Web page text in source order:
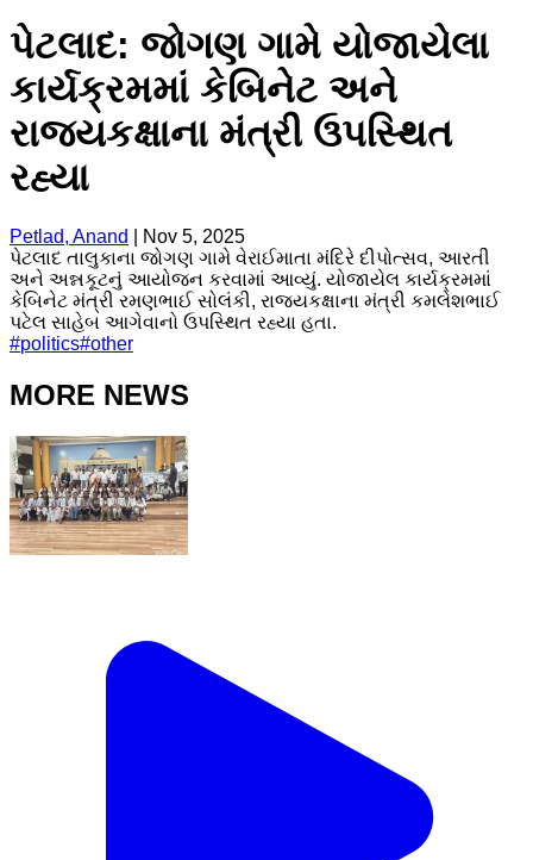
પેટલાદ: જોગણ ગામે યોજાયેલા
કાર્યક્રમમાં કેબિનેટ અને
રાજ્યકક્ષાના મંત્રી ઉપસ્થિત
રહ્યા
Petlad, Anand
Nov 5, 2025
પેટલાદ તાલુકાના જોગણ ગામે વેરાઈમાતા મંદિરે દીપોત્સવ, આરતી
અને અન્નકૂટનું આયોજન કરવામાં આવ્યું. યોજાયેલ કાર્યક્રમમાં
કેબિનેટ મંત્રી રમણભાઈ સોલંકી, રાજ્યકક્ષાના મંત્રી કમલેશભાઈ
પટેલ સાહેબ આગેવાનો ઉપસ્થિત રહ્યા હતા.
#politics#other
MORE NEWS